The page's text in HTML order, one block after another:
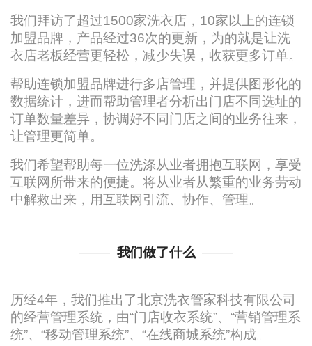
我们拜访了超过1500家洗衣店，10家以上的连锁
加盟品牌，产品经过36次的更新，为的就是让洗
衣店老板经营更轻松，减少失误，收获更多订单。
帮助连锁加盟品牌进行多店管理，并提供图形化的
数据统计，进而帮助管理者分析出门店不同选址的
订单数量差异，协调好不同门店之间的业务往来，
让管理更简单。
我们希望帮助每一位洗涤从业者拥抱互联网，享受
互联网所带来的便捷。将从业者从繁重的业务劳动
中解救出来，用互联网引流、协作、管理。
我们做了什么
历经4年，我们推出了北京洗衣管家科技有限公司
的经营管理系统，由“门店收衣系统”、“营销管理系
统”、“移动管理系统”、“在线商城系统”构成。